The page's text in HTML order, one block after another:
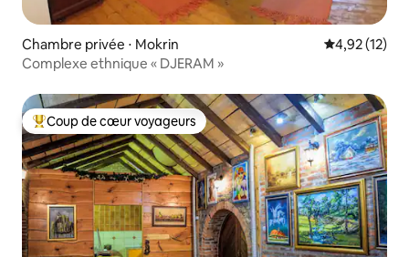
Chambre privée ⋅ Mokrin Évaluation
4,92 (12)
Complexe ethnique « DJERAM »
Coups de cœur voyageurs les plus appréciés
Coup de cœur voyageurs